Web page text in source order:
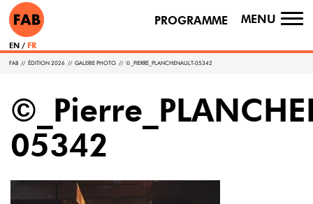
PROGRAMME MENU
EN FR
FAB // ÉDITION 2026 // GALERIE PHOTO // ©_PIERRE_PLANCHENAULT-05342
05342